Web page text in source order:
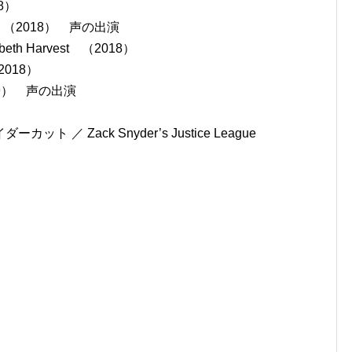
）
（2018） 声の出演
Harvest （2018）
）
声の出演
ーカット ／ Zack Snyder’s Justice League